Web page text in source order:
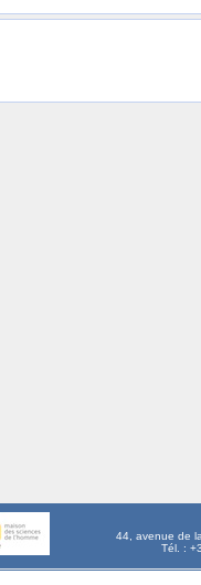
44, avenue de
Tél. :